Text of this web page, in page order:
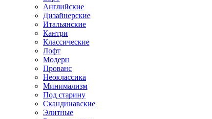
Английские
Дизайнерские
Итальянские
Кантри
Классические
Лофт
Модерн
Прованс
Неоклассика
Минимализм
Под старину
Скандинавские
Элитные